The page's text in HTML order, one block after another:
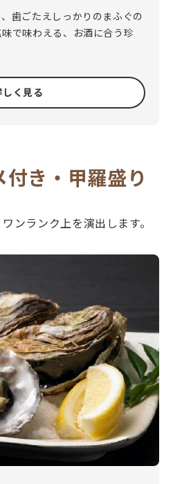
歯ごたえしっかりのまふぐの
で味わえる、お酒に合う珍
しく見る
き・甲羅盛り
ンランク上を演出します。